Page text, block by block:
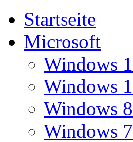
Startseite
Microsoft
Windows
Windows
Windows
Windows 7